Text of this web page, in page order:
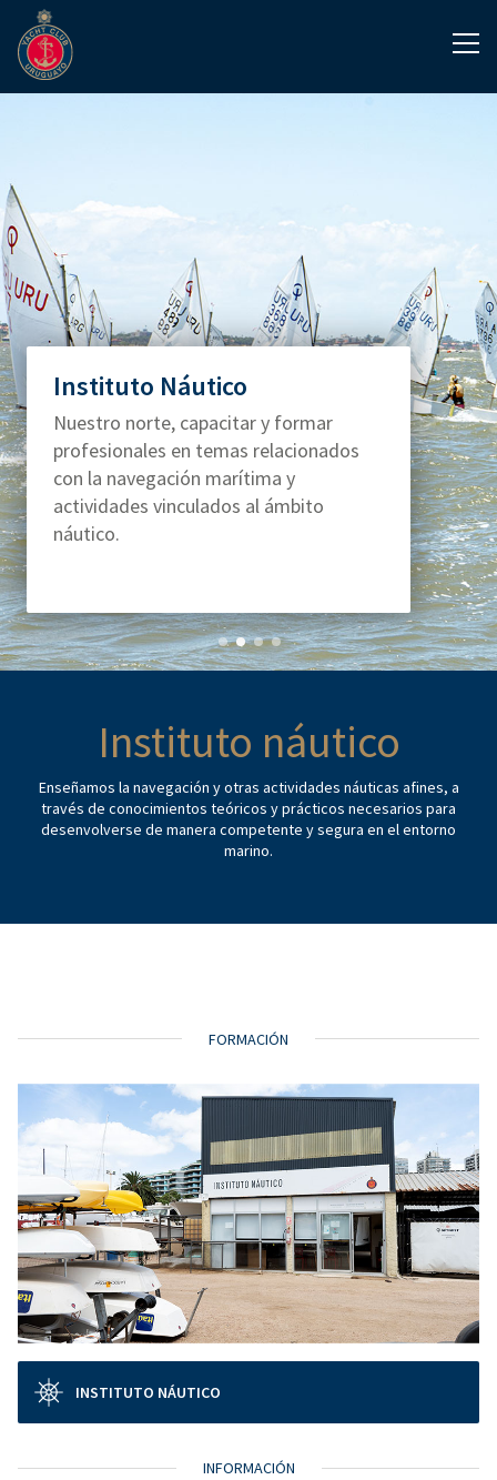
Instituto Náutico
Nuestro norte, capacitar y formar
profesionales en temas relacionados
con la navegación marítima y
actividades vinculados al ámbito
náutico.
Instituto náutico
Enseñamos la navegación y otras actividades náuticas afines, a
través de conocimientos teóricos y prácticos necesarios para
desenvolverse de manera competente y segura en el entorno
marino.
FORMACIÓN
INSTITUTO NÁUTICO
INFORMACIÓN